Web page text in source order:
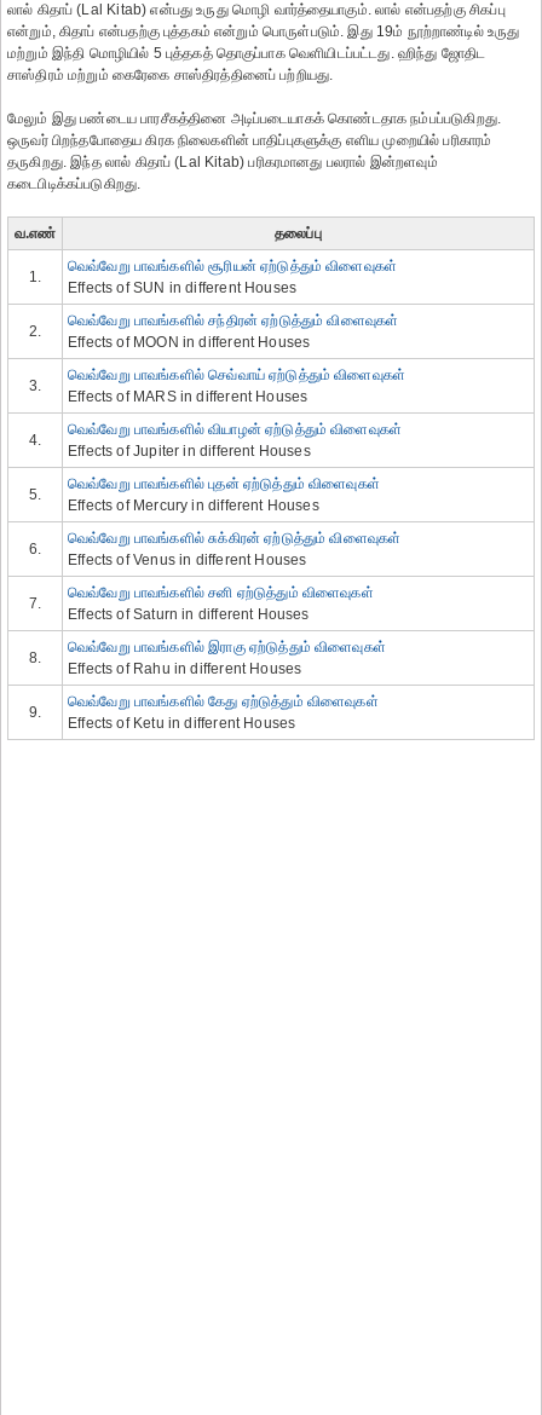
லால் கிதாப் (Lal Kitab) என்பது உருது மொழி வார்த்தையாகும். லால் என்பதற்கு சிகப்பு
என்றும், கிதாப் என்பதற்கு புத்தகம் என்றும் பொருள்படும். இது 19ம் நூற்றாண்டில் உருது
மற்றும் இந்தி மொழியில் 5 புத்தகத் தொகுப்பாக வெளியிடப்பட்டது. ஹிந்து ஜோதிட
சாஸ்திரம் மற்றும் கைரேகை சாஸ்திரத்தினைப் பற்றியது.
மேலும் இது பண்டைய பாரசீகத்தினை அடிப்படையாகக் கொண்டதாக நம்பப்படுகிறது.
ஒருவர் பிறந்தபோதைய கிரக நிலைகளின் பாதிப்புகளுக்கு எளிய முறையில் பரிகாரம்
தருகிறது. இந்த லால் கிதாப் (Lal Kitab) பரிகரமானது பலரால் இன்றளவும்
கடைபிடிக்கப்படுகிறது.
வ.எண் தலைப்பு
1.
வெவ்வேறு பாவங்களில் சூரியன் ஏற்டுத்தும் விளைவுகள்
Effects of SUN in different Houses
2.
வெவ்வேறு பாவங்களில் சந்திரன் ஏற்டுத்தும் விளைவுகள்
Effects of MOON in different Houses
3.
வெவ்வேறு பாவங்களில் செவ்வாய் ஏற்டுத்தும் விளைவுகள்
Effects of MARS in different Houses
4.
வெவ்வேறு பாவங்களில் வியாழன் ஏற்டுத்தும் விளைவுகள்
Effects of Jupiter in different Houses
5.
வெவ்வேறு பாவங்களில் புதன் ஏற்டுத்தும் விளைவுகள்
Effects of Mercury in different Houses
6.
வெவ்வேறு பாவங்களில் சுக்கிரன் ஏற்டுத்தும் விளைவுகள்
Effects of Venus in different Houses
7.
வெவ்வேறு பாவங்களில் சனி ஏற்டுத்தும் விளைவுகள்
Effects of Saturn in different Houses
8.
வெவ்வேறு பாவங்களில் இராகு ஏற்டுத்தும் விளைவுகள்
Effects of Rahu in different Houses
9.
வெவ்வேறு பாவங்களில் கேது ஏற்டுத்தும் விளைவுகள்
Effects of Ketu in different Houses